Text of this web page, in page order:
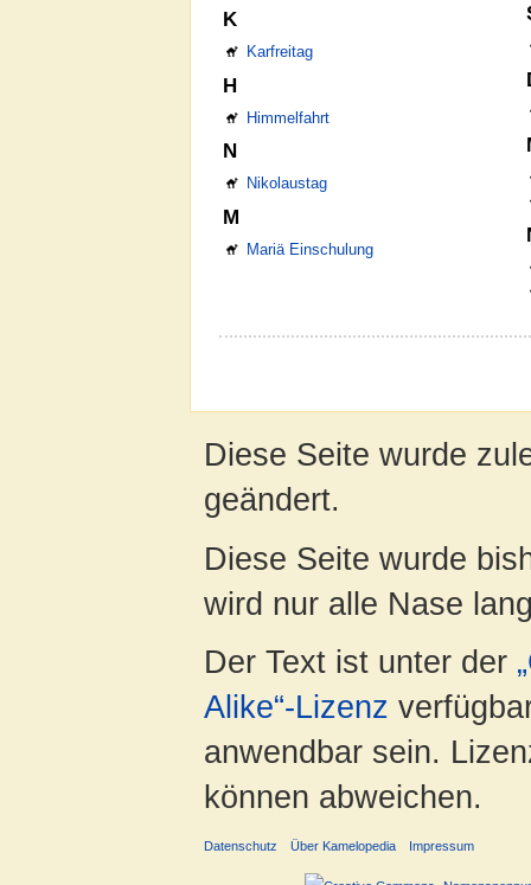
K
Karfreitag
H
Himmelfahrt
N
Nikolaustag
M
Mariä Einschulung
Diese Seite wurde
geändert.
Diese Seite wurde
wird nur alle Nase
Der Text ist unter der
Alike“-Lizenz
anwendbar sein.
können abweichen.
Datenschutz Über Kamelopedia Impressum